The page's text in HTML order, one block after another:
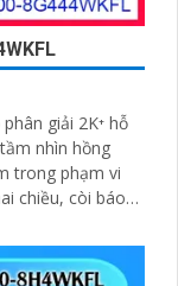
giải 2K⁺ hỗ
nhìn hồng
trong phạm vi
chiều, còi báo
đảm bảo hoạt